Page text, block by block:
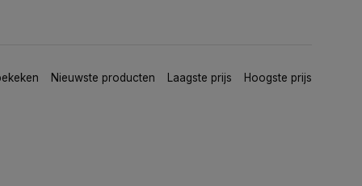
Nieuwste producten Laagste prijs Hoogste prijs